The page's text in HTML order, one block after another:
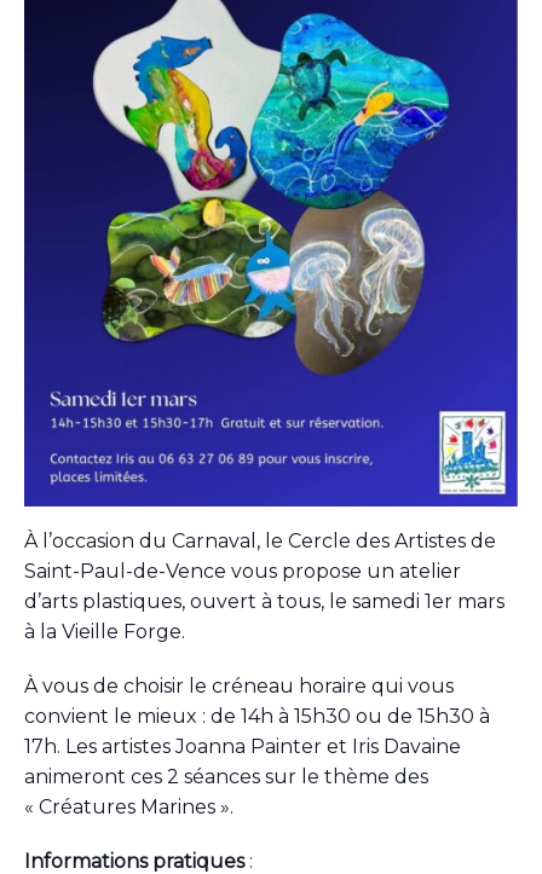
À l’occasion du Carnaval, le Cercle des Artistes de
Saint-Paul-de-Vence vous propose un atelier
d’arts plastiques, ouvert à tous, le samedi 1er mars
à la Vieille Forge.
À vous de choisir le créneau horaire qui vous
convient le mieux : de 14h à 15h30 ou de 15h30 à
17h. Les artistes Joanna Painter et Iris Davaine
animeront ces 2 séances sur le thème des
« Créatures Marines ».
Informations pratiques: